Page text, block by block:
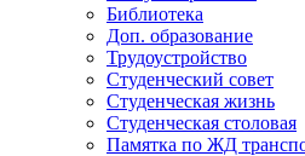
Библиотека
Доп. образование
Трудоустройство
Студенческий совет
Студенческая жизнь
Студенческая столовая
Памятка по ЖД